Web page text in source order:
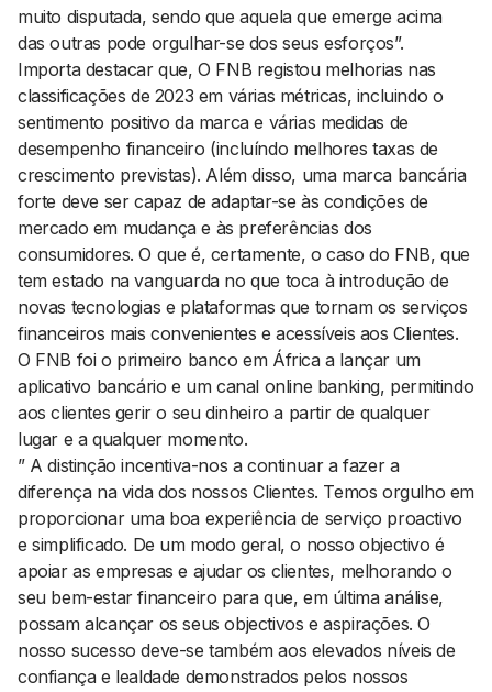
muito disputada, sendo que aquela que emerge acima
das outras pode orgulhar-se dos seus esforços”.
Importa destacar que, O FNB registou melhorias nas
classificações de 2023 em várias métricas, incluindo o
sentimento positivo da marca e várias medidas de
desempenho financeiro (incluíndo melhores taxas de
crescimento previstas). Além disso, uma marca bancária
forte deve ser capaz de adaptar-se às condições de
mercado em mudança e às preferências dos
consumidores. O que é, certamente, o caso do FNB, que
tem estado na vanguarda no que toca à introdução de
novas tecnologias e plataformas que tornam os serviços
financeiros mais convenientes e acessíveis aos Clientes.
O FNB foi o primeiro banco em África a lançar um
aplicativo bancário e um canal online banking, permitindo
aos clientes gerir o seu dinheiro a partir de qualquer
lugar e a qualquer momento.
” A distinção incentiva-nos a continuar a fazer a
diferença na vida dos nossos Clientes. Temos orgulho em
proporcionar uma boa experiência de serviço proactivo
e simplificado. De um modo geral, o nosso objectivo é
apoiar as empresas e ajudar os clientes, melhorando o
seu bem-estar financeiro para que, em última análise,
possam alcançar os seus objectivos e aspirações. O
nosso sucesso deve-se também aos elevados níveis de
confiança e lealdade demonstrados pelos nossos